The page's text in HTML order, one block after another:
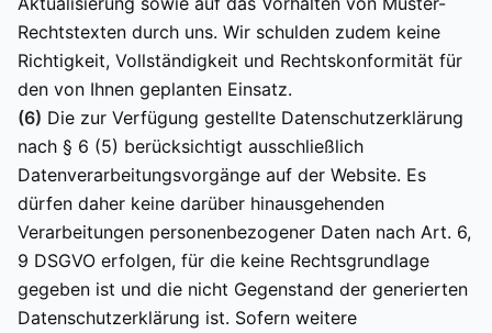
Rechtstexten durch uns. Wir schulden zudem keine
Richtigkeit, Vollständigkeit und Rechtskonformität für
den von Ihnen geplanten Einsatz.
(6) Die zur Verfügung gestellte Datenschutzerklärung
nach § 6 (5) berücksichtigt ausschließlich
Datenverarbeitungsvorgänge auf der Website. Es
dürfen daher keine darüber hinausgehenden
Verarbeitungen personenbezogener Daten nach Art. 6,
9 DSGVO erfolgen, für die keine Rechtsgrundlage
gegeben ist und die nicht Gegenstand der generierten
Datenschutzerklärung ist. Sofern weitere